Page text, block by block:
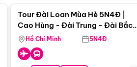
Tour Đài Loan Mùa Hè 5N4Đ |
Cao Hùng - Đài Trung - Đài Bắc
(Bay Vj)
Hồ Chí Minh 5N4Đ